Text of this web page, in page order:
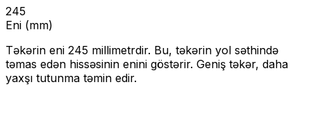
245
Eni (mm)
Təkərin eni 245 millimetrdir. Bu, təkərin yol səthində
təmas edən hissəsinin enini göstərir. Geniş təkər, daha
yaxşı tutunma təmin edir.